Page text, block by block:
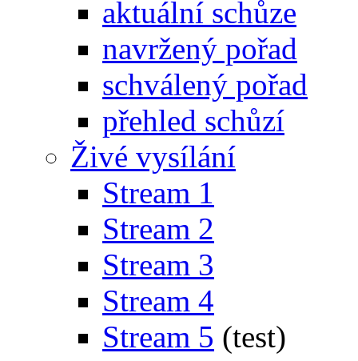
aktuální schůze
navržený pořad
schválený pořad
přehled schůzí
Živé vysílání
Stream 1
Stream 2
Stream 3
Stream 4
Stream 5 (test)